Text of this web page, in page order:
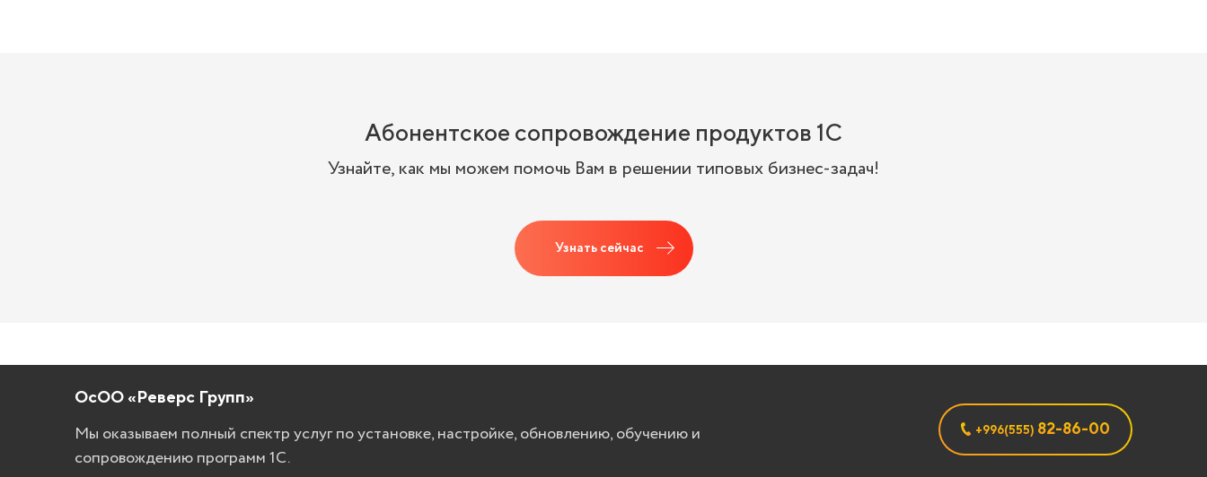
Абонентское сопровождение продуктов 1C
Узнайте, как мы можем помочь Вам в решении типовых бизнес-задач!
Узнать сейчас
ОсОО «Реверс Групп»
Мы оказываем полный спектр услуг по установке, настройке, обновлению, обучению и
сопровождению программ 1С.
+996(555) 82-86-00